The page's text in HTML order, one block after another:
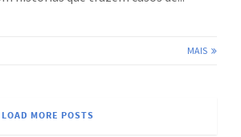
MAIS
LOAD MORE POSTS